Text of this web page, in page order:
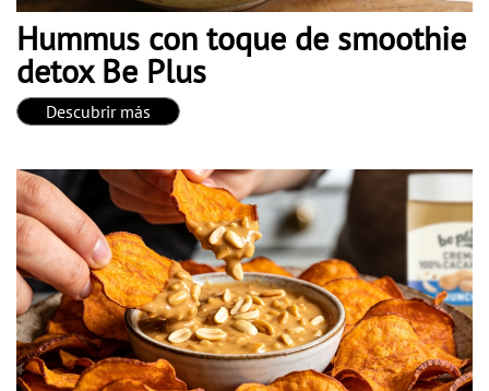
Hummus con toque de smoothie
detox Be Plus
Descubrir más